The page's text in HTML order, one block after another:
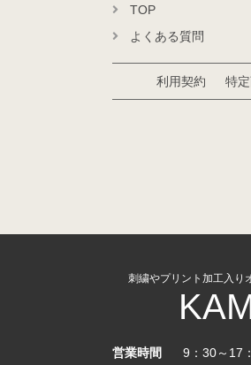
TOP
よくある質問
利用契約 特
刺繍やプリント加工入り
営業時間 9：30～17